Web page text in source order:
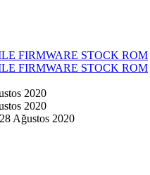
FIRMWARE STOCK ROM
FIRMWARE STOCK ROM
2020
2020
28 Ağustos 2020